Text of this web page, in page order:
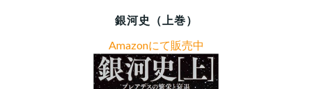
銀河史（上巻）
Amazonにて販売中